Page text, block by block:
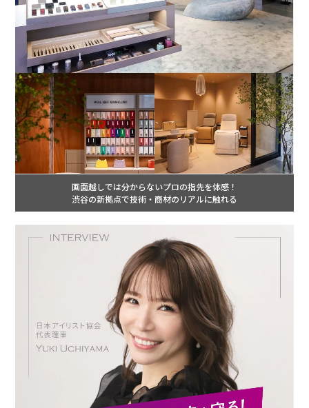
画面越しでは分からないプロの指先を体感！
渋谷の新拠点で技術・商材のリアルに触れる